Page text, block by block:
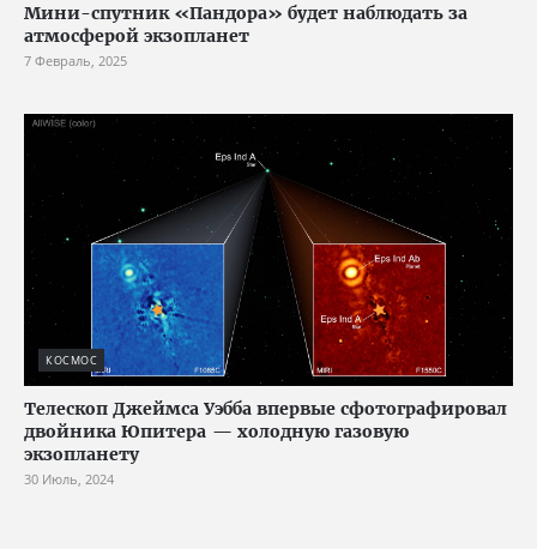
Мини-спутник «Пандора» будет наблюдать за
атмосферой экзопланет
7 Февраль, 2025
КОСМОС
Телескоп Джеймса Уэбба впервые сфотографировал
двойника Юпитера — холодную газовую
экзопланету
30 Июль, 2024